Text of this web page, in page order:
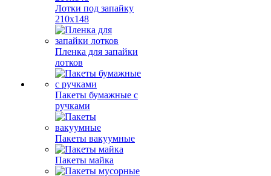
Лотки под запайку
210х148
Пленка для запайки
лотков
Пакеты бумажные с
ручками
Пакеты вакуумные
Пакеты майка